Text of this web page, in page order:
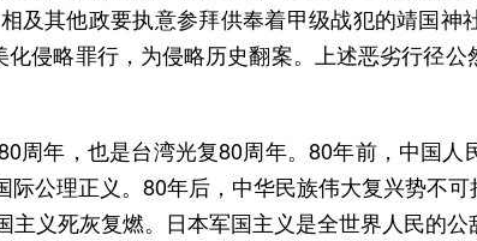
及其他政要执意参拜供奉着甲级战犯的靖国神
侵略罪行，为侵略历史翻案。上述恶劣行径
周年，也是台湾光复80周年。80年前，中国
公理正义。80年后，中华民族伟大复兴势不
义死灰复燃。日本军国主义是全世界人民的